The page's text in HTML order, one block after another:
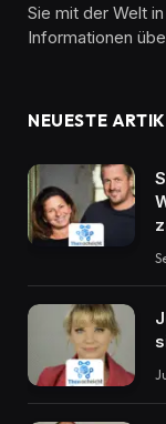
Sie mit der Welt
Informationen
NEUESTE